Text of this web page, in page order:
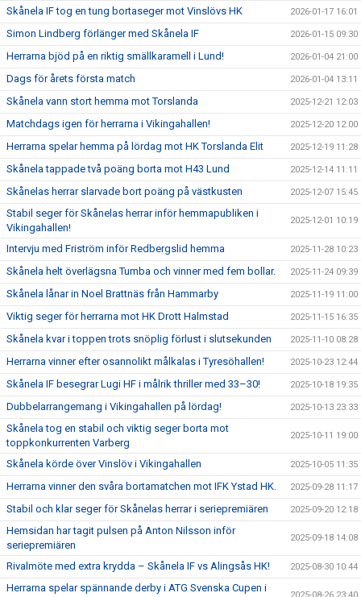
Skånela IF tog en tung bortaseger mot Vinslövs HK 2026-01-17 16:01
Simon Lindberg förlänger med Skånela IF 2026-01-15 09:30
Herrarna bjöd på en riktig smällkaramell i Lund! 2026-01-04 21:00
Dags för årets första match 2026-01-04 13:11
Skånela vann stort hemma mot Torslanda 2025-12-21 12:03
Matchdags igen för herrarna i Vikingahallen! 2025-12-20 12:00
Herrarna spelar hemma på lördag mot HK Torslanda Elit 2025-12-19 11:28
Skånela tappade två poäng borta mot H43 Lund 2025-12-14 11:11
Skånelas herrar slarvade bort poäng på västkusten 2025-12-07 15:45
Stabil seger för Skånelas herrar inför hemmapubliken i
Vikingahallen!
2025-12-01 10:19
Intervju med Friström inför Redbergslid hemma 2025-11-28 10:23
Skånela helt överlägsna Tumba och vinner med fem bollar. 2025-11-24 09:39
Skånela lånar in Noel Brattnäs från Hammarby 2025-11-19 11:00
Viktig seger för herrarna mot HK Drott Halmstad 2025-11-15 16:35
Skånela kvar i toppen trots snöplig förlust i slutsekunden 2025-11-10 08:28
Herrarna vinner efter osannolikt målkalas i Tyresöhallen! 2025-10-23 12:44
Skånela IF besegrar Lugi HF i målrik thriller med 33–30! 2025-10-18 19:35
Dubbelarrangemang i Vikingahallen på lördag! 2025-10-13 23:33
Skånela tog en stabil och viktig seger borta mot
toppkonkurrenten Varberg
2025-10-11 19:00
Skånela körde över Vinslöv i Vikingahallen 2025-10-05 11:35
Herrarna vinner den svåra bortamatchen mot IFK Ystad HK. 2025-09-28 11:17
Stabil och klar seger för Skånelas herrar i seriepremiären 2025-09-20 12:18
Hemsidan har tagit pulsen på Anton Nilsson inför
seriepremiären
2025-09-18 14:08
Rivalmöte med extra krydda – Skånela IF vs Alingsås HK! 2025-08-30 10:44
Herrarna spelar spännande derby i ATG Svenska Cupen i